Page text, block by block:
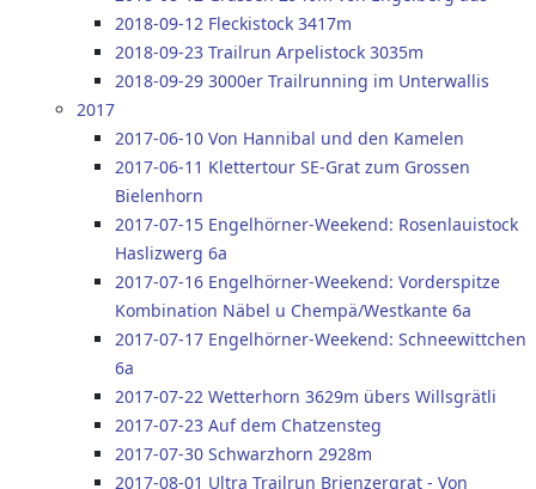
2018-09-12 Fleckistock 3417m
2018-09-23 Trailrun Arpelistock 3035m
2018-09-29 3000er Trailrunning im Unterwallis
2017
2017-06-10 Von Hannibal und den Kamelen
2017-06-11 Klettertour SE-Grat zum Grossen
Bielenhorn
2017-07-15 Engelhörner-Weekend: Rosenlauistock
Haslizwerg 6a
2017-07-16 Engelhörner-Weekend: Vorderspitze
Kombination Näbel u Chempä/Westkante 6a
2017-07-17 Engelhörner-Weekend: Schneewittchen
6a
2017-07-22 Wetterhorn 3629m übers Willsgrätli
2017-07-23 Auf dem Chatzensteg
2017-07-30 Schwarzhorn 2928m
2017-08-01 Ultra Trailrun Brienzergrat - Von